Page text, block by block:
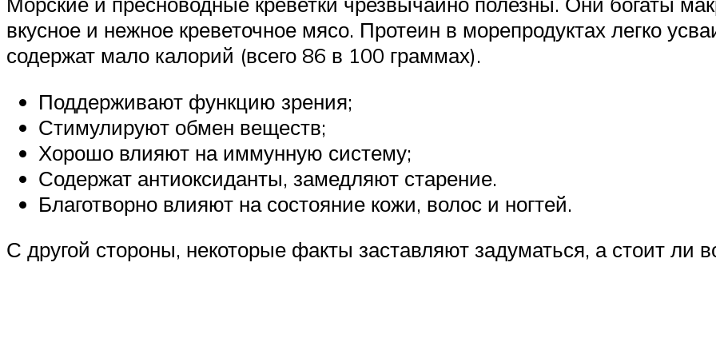
вкусное и нежное креветочное мясо. Протеин в морепродуктах легко
содержат мало калорий (всего 86 в 100 граммах).
Поддерживают функцию зрения;
Стимулируют обмен веществ;
Хорошо влияют на иммунную систему;
Содержат антиоксиданты, замедляют старение.
Благотворно влияют на состояние кожи, волос и ногтей.
С другой стороны, некоторые факты заставляют задуматься, а стоит ли